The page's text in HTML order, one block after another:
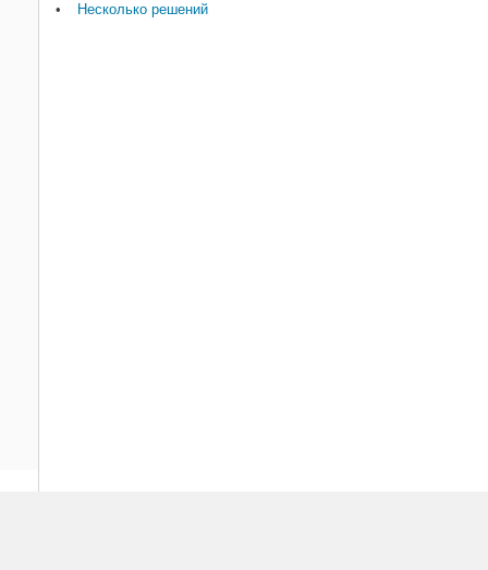
Несколько решений